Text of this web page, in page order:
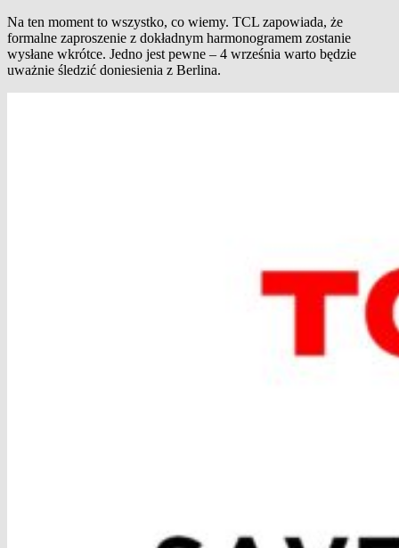
Na ten moment to wszystko, co wiemy. TCL zapowiada, że
formalne zaproszenie z dokładnym harmonogramem zostanie
wysłane wkrótce. Jedno jest pewne – 4 września warto będzie
uważnie śledzić doniesienia z Berlina.